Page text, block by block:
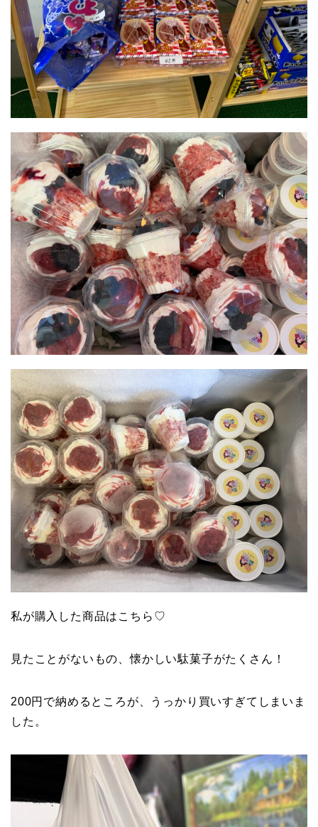
私が購入した商品はこちら♡
見たことがないもの、懐かしい駄菓子がたくさん！
200円で納めるところが、うっかり買いすぎてしまいま
した。